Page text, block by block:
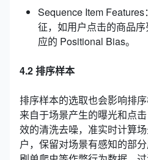
Sequence Item
征，如用户点击的商品
应的 Positional Bias。
4.2 排序样本
排序样本的选取也会影响排
来自于场景产生的曝光和点
效的清洗去噪，准实时计算
户，保留对场景有感知的部